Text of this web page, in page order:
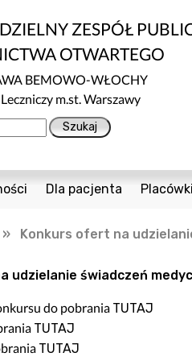
ZESPÓŁ
OTWARTEGO
BEMOWO-WŁOCHY
m.st. Warszawy
działalności wykonywanej
Dla pacjenta
Nawigator Pacjenta
Profilaktyka Zdrowia
Polityka Ochrony Dzieci
Placówki
» Konkurs ofert na
udzielanie świadczeń
do pobrania TUTAJ
TUTAJ
TUTAJ